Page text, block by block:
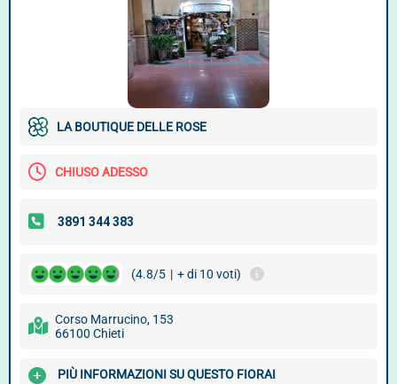
LA BOUTIQUE DELLE ROSE
CHIUSO ADESSO
(4.8/5 | + di 10 voti)
Corso Marrucino, 153
66100 Chieti
PIÙ INFORMAZIONI SU QUESTO FIORAI